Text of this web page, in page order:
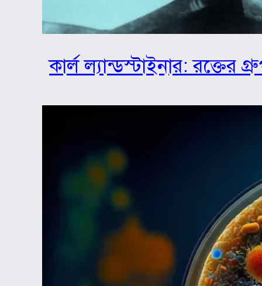
কার্ল ল্যান্ডস্টাইনার: রক্তের